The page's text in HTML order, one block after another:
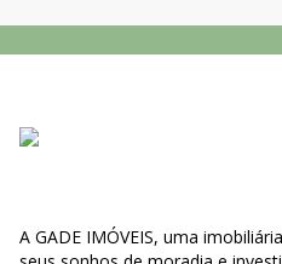
A GADE IMÓVEIS, uma